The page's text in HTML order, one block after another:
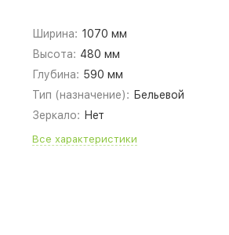
Ширина: 1070 мм
Высота: 480 мм
Глубина: 590 мм
Тип (назначение): Бельевой
Зеркало: Нет
Все характеристики